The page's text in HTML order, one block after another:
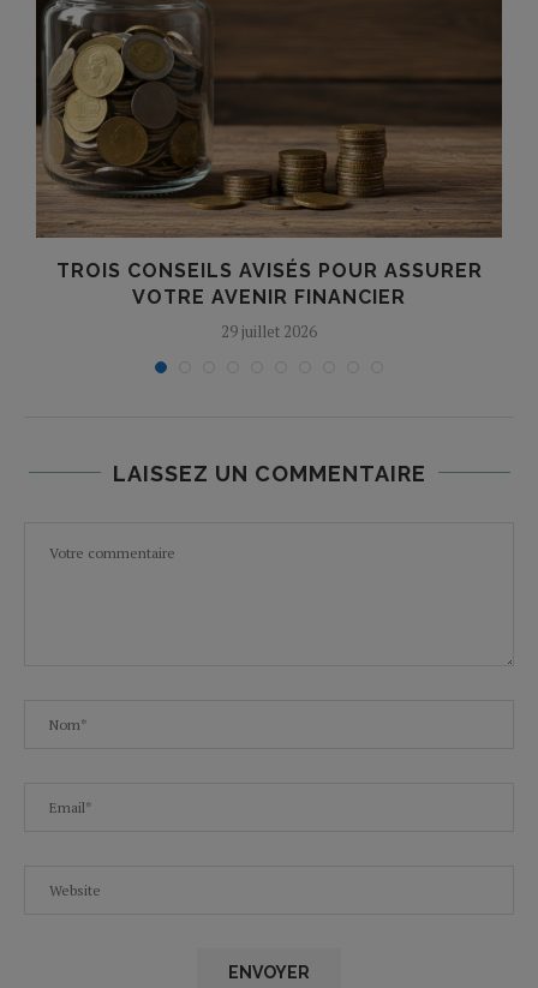
TROIS CONSEILS AVISÉS POUR ASSURER
VOTRE AVENIR FINANCIER
29 juillet 2026
LAISSEZ UN COMMENTAIRE